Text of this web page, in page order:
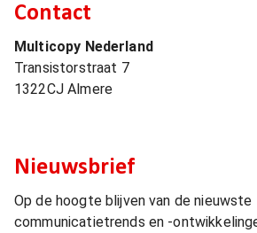
Contact
Multicopy Nederland
Transistorstraat 7
1322CJ Almere
Nieuwsbrief
Op de hoogte blijven van de nieuwste
communicatietrends en -